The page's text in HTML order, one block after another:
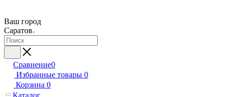
Ваш город
Саратов
Сравнение0
Избранные товары 0
Корзина 0
Каталог